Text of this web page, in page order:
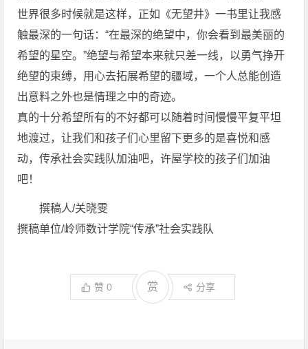
世界很多时候就是这样，正如《无望井》一书里让我感
触最深的一句话：“在最深的绝望中，你会看到最美丽的
希望的星空。”绝望与希望本来就只差一线，以勇气挣开
绝望的束缚，用心去拓展希望的疆域，一个人总能创造
出意料之外也是情理之中的奇迹。
真的十分希望所有的不好都可以随着时间慢慢平复平坦
地渡过，让我们和孩子们心里留下更多的是喜悦和感
动，传承社会实践队加油吧，许屋学校的孩子们加油
吧！
撰稿人/关晓雯
撰稿单位/岭师数计学院“传承”社会实践队
赞0 赏 分享